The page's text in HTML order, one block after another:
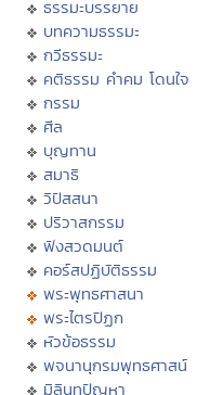
ธรรมะบรรยาย
บทความธรรมะ
กวีธรรมะ
คติธรรม คำคม โดนใจ
กรรม
ศีล
บุญทาน
สมาธิ
วิปัสสนา
ปริวาสกรรม
ฟังสวดมนต์
คอร์สปฏิบัติธรรม
พระพุทธศาสนา
พระไตรปิฏก
หัวข้อธรรม
พจนานุกรมพุทธศาสน์
มิลินทปัญหา